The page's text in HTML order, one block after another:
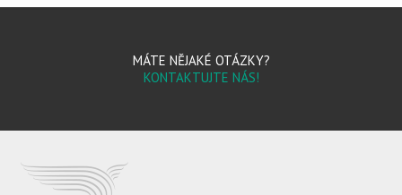
MÁTE NĚJAKÉ OTÁZKY?
KONTAKTUJTE NÁS!